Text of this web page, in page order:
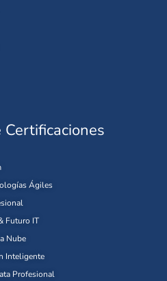
Ágiles
Futuro IT
Nube
Inteligente
Profesional